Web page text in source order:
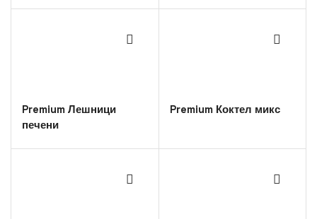
Premium Лешници
печени
Premium Коктел микс